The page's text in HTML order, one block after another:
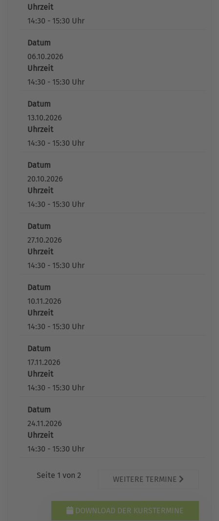
Uhrzeit
14:30 - 15:30 Uhr
Datum
06.10.2026
Uhrzeit
14:30 - 15:30 Uhr
Datum
13.10.2026
Uhrzeit
14:30 - 15:30 Uhr
Datum
20.10.2026
Uhrzeit
14:30 - 15:30 Uhr
Datum
27.10.2026
Uhrzeit
14:30 - 15:30 Uhr
Datum
10.11.2026
Uhrzeit
14:30 - 15:30 Uhr
Datum
17.11.2026
Uhrzeit
14:30 - 15:30 Uhr
Datum
24.11.2026
Uhrzeit
14:30 - 15:30 Uhr
WEITERE TERMINE
Seite 1 von 2
DOWNLOAD DER KURSTERMINE